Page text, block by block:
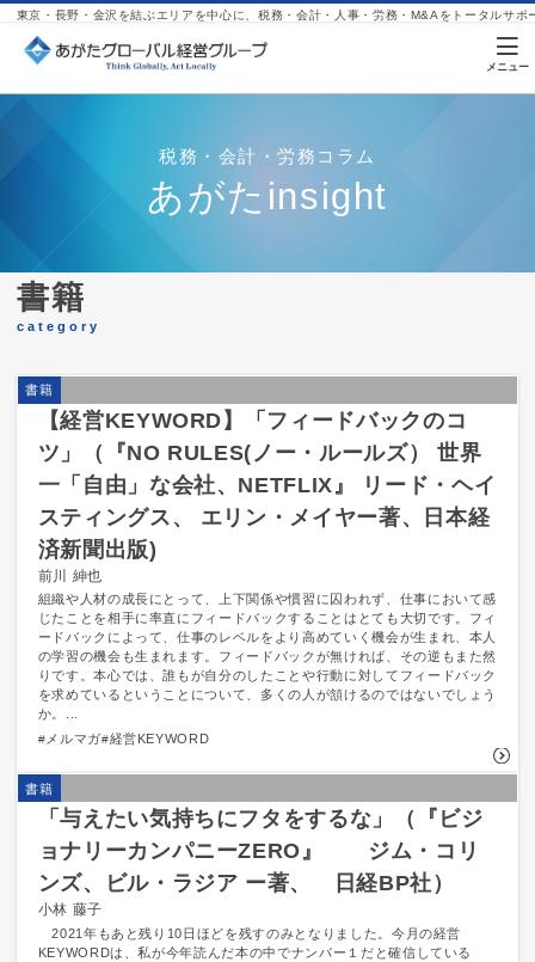
東京・長野・金沢を結ぶエリアを中心に、税務・会計・人事・労務・M&Aをトータルサポ
税務・会計・労務コラム
あがたinsight
書籍
category
【経営KEYWORD】「フィードバックのコ
ツ」（『NO RULES(ノー・ルールズ） 世界
一「自由」な会社、NETFLIX』 リード・ヘイ
スティングス、 エリン・メイヤー著、日本経
済新聞出版)
書籍
前川 紳也
組織や人材の成長にとって、上下関係や慣習に囚われず、仕事において感
じたことを相手に率直にフィードバックすることはとても大切です。フィ
ードバックによって、仕事のレベルをより高めていく機会が生まれ、本人
の学習の機会も生まれます。フィードバックが無ければ、その逆もまた然
りです。本心では、誰もが自分のしたことや行動に対してフィードバック
を求めているということについて、多くの人が頷けるのではないでしょう
か。...
メルマガ
経営KEYWORD
「与えたい気持ちにフタをするな」（『ビジ
ョナリーカンパニーZERO』 ジム・コリ
ンズ、ビル・ラジア ー著、 日経BP社）
書籍
小林 藤子
2021年もあと残り10日ほどを残すのみとなりました。今月の経営
KEYWORDは、私が今年読んだ本の中でナンバー１だと確信している